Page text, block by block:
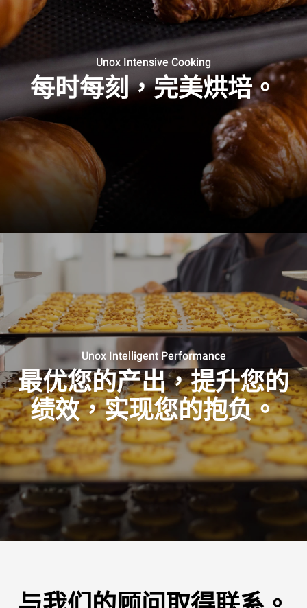
Unox Intensive Cooking
每时每刻，完美烘培。
Unox Intelligent Performance
最优您的产出，提升您的
绩效，实现您的抱负。